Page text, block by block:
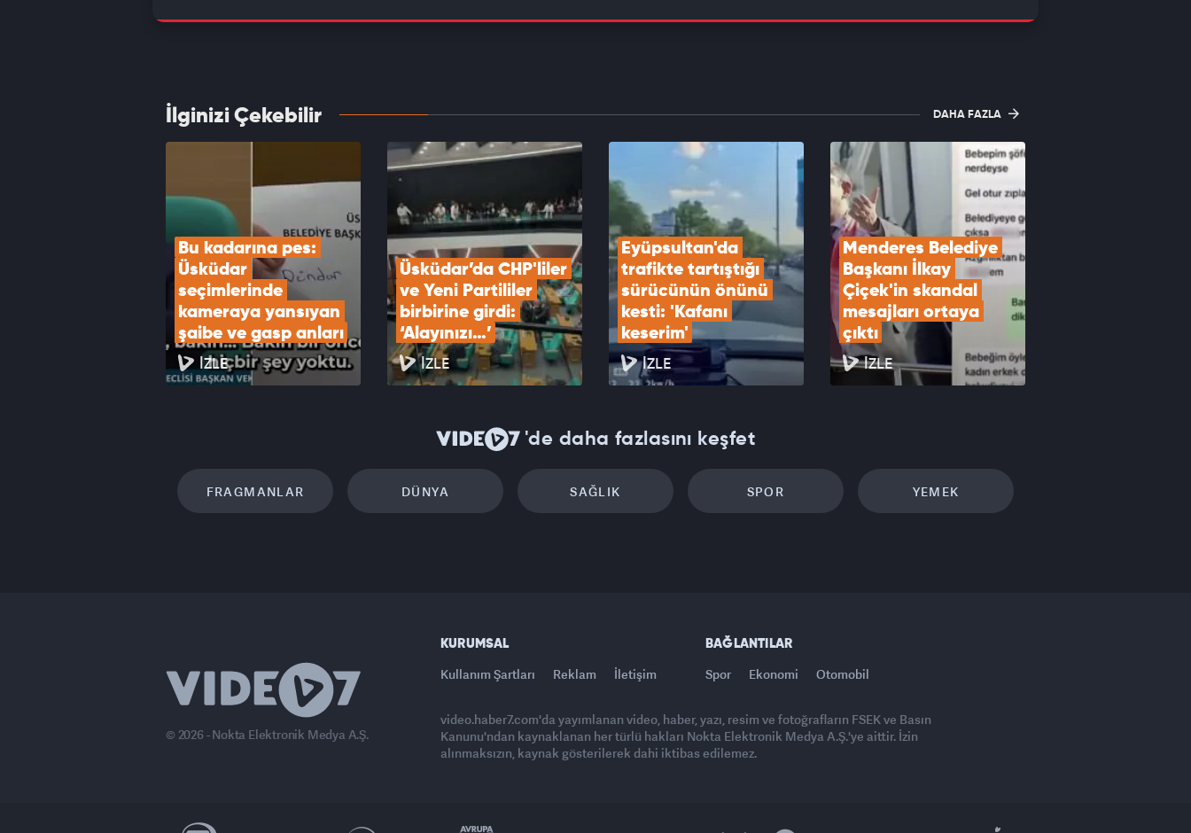
Avcılar Belediye Başkanı Utku Caner Çaykara hakkında
karar verildi
İlginizi Çekebilir DAHA FAZLA
Bu kadarına pes:
Üsküdar
seçimlerinde
kameraya yansıyan
şaibe ve gasp anları
İZLE
Üsküdar’da CHP'liler
ve Yeni Partililer
birbirine girdi:
‘Alayınızı…’
İZLE
Eyüpsultan'da
trafikte tartıştığı
sürücünün önünü
kesti: 'Kafanı
keserim'
İZLE
Menderes Belediye
Başkanı İlkay
Çiçek'in skandal
mesajları ortaya
çıktı
İZLE
'de daha fazlasını keşfet
FRAGMANLAR DÜNYA SAĞLIK SPOR YEMEK
© 2026 - Nokta Elektronik Medya A.Ş.
KURUMSAL
Kullanım Şartları Reklam İletişim
BAĞLANTILAR
Spor Ekonomi Otomobil
video.haber7.com'da yayımlanan video, haber, yazı, resim ve fotoğrafların FSEK ve Basın
Kanunu'ndan kaynaklanan her türlü hakları Nokta Elektronik Medya A.Ş.'ye aittir. İzin
alınmaksızın, kaynak gösterilerek dahi iktibas edilemez.